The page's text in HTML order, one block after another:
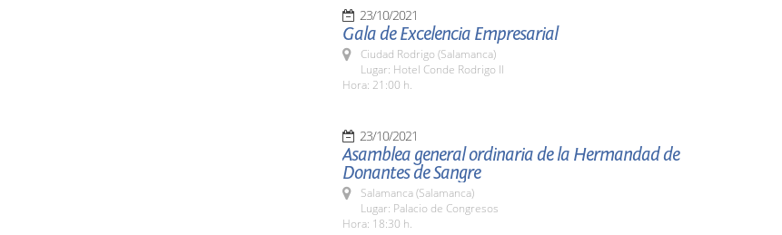
23/10/2021
Gala de Excelencia Empresarial
Ciudad Rodrigo (Salamanca)
Lugar: Hotel Conde Rodrigo II
Hora: 21:00 h.
23/10/2021
Asamblea general ordinaria de la Hermandad de
Donantes de Sangre
Salamanca (Salamanca)
Lugar: Palacio de Congresos
Hora: 18:30 h.